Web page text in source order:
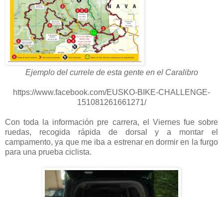
Ejemplo del currele de esta gente en el Caralibro
https://www.facebook.com/EUSKO-BIKE-CHALLENGE-
151081261661271/
Con toda la información pre carrera, el Viernes fue sobre
ruedas, recogida rápida de dorsal y a montar el
campamento, ya que me iba a estrenar en dormir en la furgo
para una prueba ciclista.